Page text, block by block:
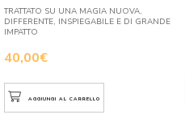
40,00€
TRATTATO SU UNA MAGIA NUOVA,
DIFFERENTE, INSPIEGABILE E DI GRANDE
IMPATTO
AGGIUNGI AL CARRELLO